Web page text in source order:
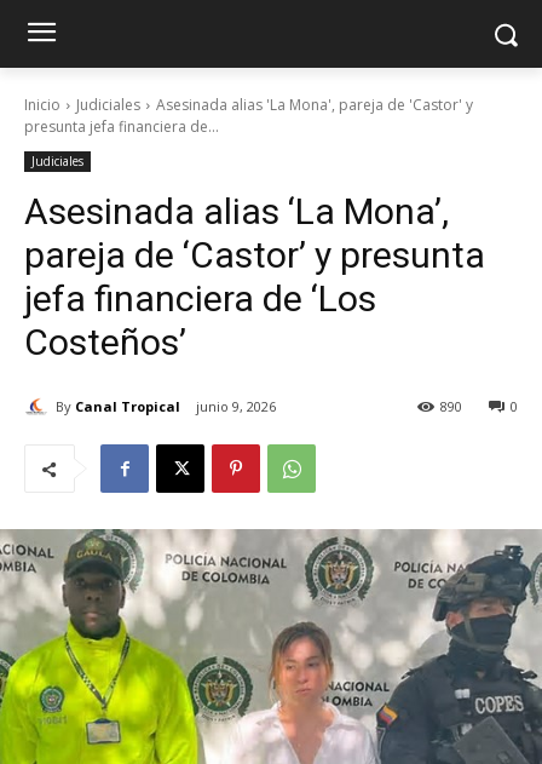
Inicio Judiciales
Asesinada alias 'La Mona', pareja de 'Castor' y
presunta jefa financiera de...
Judiciales
Asesinada alias ‘La Mona’,
pareja de ‘Castor’ y presunta
jefa financiera de ‘Los
Costeños’
By Canal Tropical junio 9, 2026 0
890